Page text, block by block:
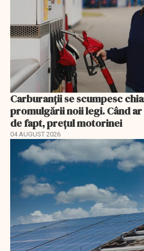
Carburanții se scumpesc
promulgării noii legi. Când ar
de fapt, prețul motorinei
04 AUGUST 2026